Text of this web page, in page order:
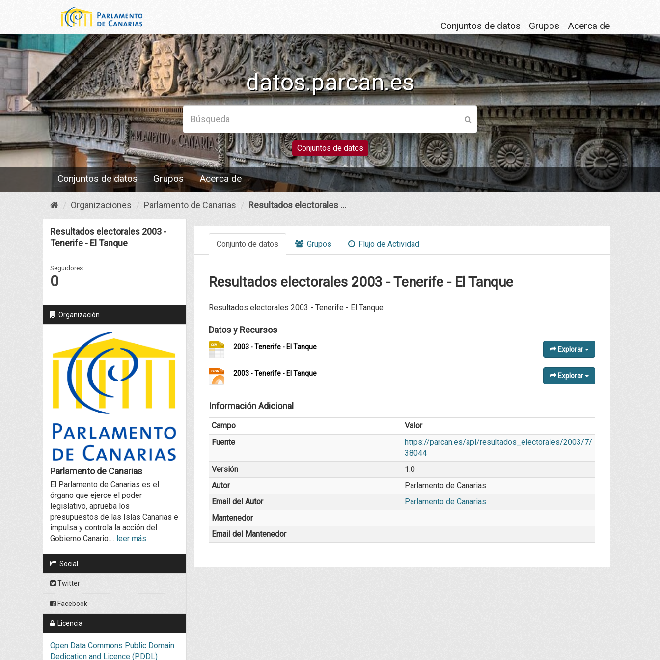
Conjuntos de datos Grupos Acerca de
datos.parcan.es
Conjuntos de datos
Conjuntos de datos Grupos Acerca de
Organizaciones Parlamento de Canarias Resultados electorales ...
Resultados electorales 2003 -
Tenerife - El Tanque
Seguidores
0
Organización
Parlamento de Canarias
El Parlamento de Canarias es el
órgano que ejerce el poder
legislativo, aprueba los
presupuestos de las Islas Canarias e
impulsa y controla la acción del
Gobierno Canario.... leer más
Social
Twitter
Facebook
Licencia
Open Data Commons Public Domain
Dedication and Licence (PDDL)
Conjunto de datos Grupos Flujo de Actividad
Resultados electorales 2003 - Tenerife - El Tanque
Resultados electorales 2003 - Tenerife - El Tanque
Datos y Recursos
2003 - Tenerife - El Tanque Explorar
2003 - Tenerife - El Tanque Explorar
Información Adicional
Campo
Valor
Fuente
https://parcan.es/api/resultados_electorales/2003/7/
38044
Versión
1.0
Autor
Parlamento de Canarias
Email del Autor
Parlamento de Canarias
Mantenedor
Email del Mantenedor